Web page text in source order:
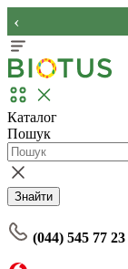
‹
Каталог
Пошук
Знайти
(044) 545 77 23